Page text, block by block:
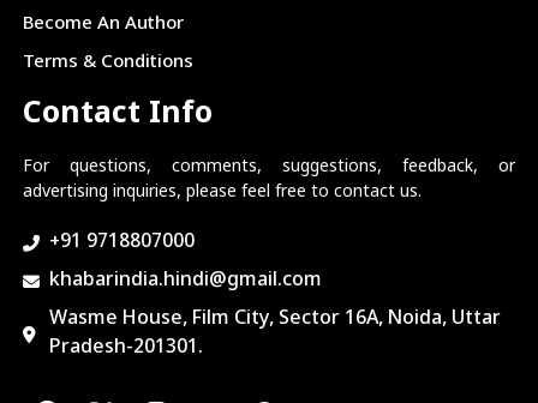
Become An Author
Terms & Conditions
Contact Info
For questions, comments, suggestions, feedback, or
advertising inquiries, please feel free to contact us.
+91 9718807000
khabarindia.hindi@gmail.com
Wasme House, Film City, Sector 16A, Noida, Uttar
Pradesh-201301.